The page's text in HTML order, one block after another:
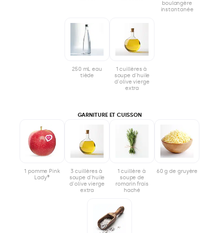
boulangère
instantanée
250 mL eau
tiède
1 cuillères à
soupe d'huile
d'olive vierge
extra
GARNITURE ET CUISSON
1 pomme Pink
Lady®
3 cuillères à
soupe d'huile
d'olive vierge
extra
1 cuillère à
soupe de
romarin frais
haché
60 g de gruyère